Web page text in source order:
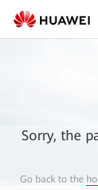
Sorry, the
Go back to the